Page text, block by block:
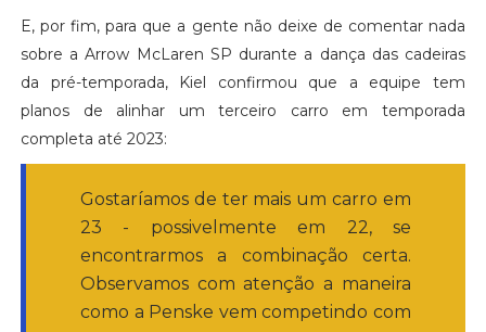
E, por fim, para que a gente não deixe de comentar nada
sobre a Arrow McLaren SP durante a dança das cadeiras
da pré-temporada, Kiel confirmou que a equipe tem
planos de alinhar um terceiro carro em temporada
completa até 2023:
Gostaríamos de ter mais um carro em
23 - possivelmente em 22, se
encontrarmos a combinação certa.
Observamos com atenção a maneira
como a Penske vem competindo com